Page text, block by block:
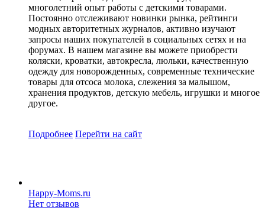
многолетний опыт работы с детскими товарами.
Постоянно отслеживают новинки рынка, рейтинги
модных авторитетных журналов, активно изучают
запросы наших покупателей в социальных сетях и на
форумах. В нашем магазине вы можете приобрести
коляски, кроватки, автокресла, люльки, качественную
одежду для новорожденных, современные технические
товары для отсоса молока, слежения за малышом,
хранения продуктов, детскую мебель, игрушки и многое
другое.
Подробнее Перейти на сайт
Happy-Moms.ru
Нет отзывов